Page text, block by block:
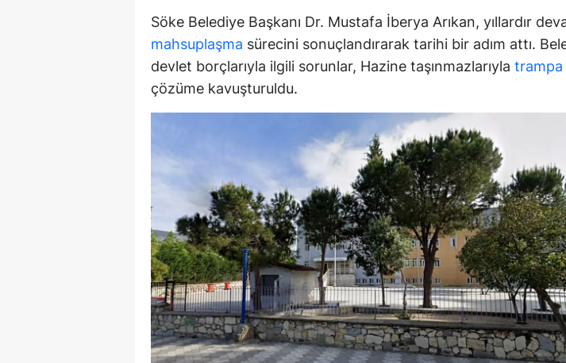
Şanlıurfa
Uşak
Yozgat
Zonguldak
Aksaray
Bayburt
Karaman
Kırıkkale
Batman
Söke Belediye Başkanı Dr. Mustafa İberya Arıkan, yıllardır
mahsuplaşma sürecini sonuçlandırarak tarihi bir adım attı.
devlet borçlarıyla ilgili sorunlar, Hazine taşınmazlarıyla trampa
çözüme kavuşturuldu.